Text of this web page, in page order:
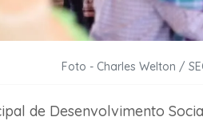
Foto - Charles Welton /
de Desenvolvimento